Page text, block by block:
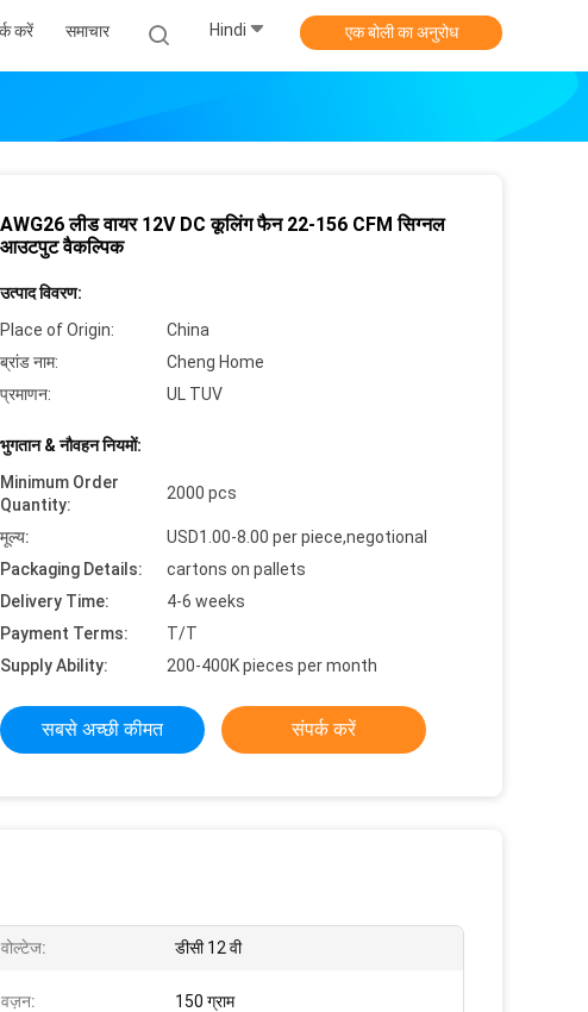
करें समाचार Hindi एक बोली का अनुरोध
AWG26 लीड वायर 12V DC कूलिंग फैन 22-156 CFM सिग्नल
आउटपुट वैकल्पिक
उत्पाद विवरण:
Place of Origin:
China
ब्रांड नाम:
Cheng Home
प्रमाणन:
UL TUV
भुगतान & नौवहन नियमों:
Minimum Order
Quantity:
2000 pcs
मूल्य:
USD1.00-8.00 per piece,negotional
Packaging Details:
cartons on pallets
Delivery Time:
4-6 weeks
Payment Terms:
T/T
Supply Ability:
200-400K pieces per month
सबसे अच्छी कीमत संपर्क करें
वोल्टेज: डीसी 12 वी
वज़न: 150 ग्राम